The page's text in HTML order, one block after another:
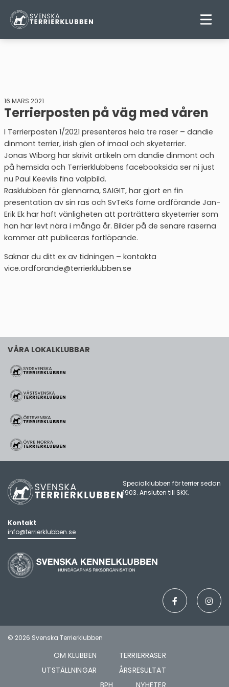
16 MARS 2021
Terrierposten på väg med våren
I Terrierposten 1/2021 presenteras hela tre raser – dandie
dinmont terrier, irish glen of imaal och skyeterrier.
Jonas Wiborg har skrivit artikeln om dandie dinmont och
på hemsida och Terrierklubbens facebooksida ser ni just
nu Paul Keevils fina valpbild.
Rasklubben för glennarna, SAIGIT, har gjort en fin
presentation av sin ras och SvTeKs forne ordförande Jan-
Erik Ek har haft vänligheten att porträttera skyeterrier som
han har levt nära i många år. Bilder på de senare raserna
kommer att publiceras fortlöpande.
Saknar du ditt ex av tidningen – kontakta
vice.ordforande@terrierklubben.se
VÅRA LOKALKLUBBAR
Specialklubben för terrier sedan
1903. Ansluten till SKK.
Kontakt
info@terrierklubben.se
© 2026 Svenska Terrierklubben
OM KLUBBEN
TERRIERRASER
UTSTÄLLNINGAR
ÅRSRESULTAT